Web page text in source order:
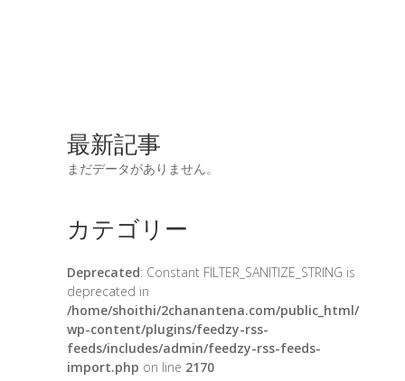
最新記事
まだデータがありません。
カテゴリー
Deprecated: Constant FILTER_SANITIZE_STRING is
deprecated in
/home/shoithi/2chanantena.com/public_html/
wp-content/plugins/feedzy-rss-
feeds/includes/admin/feedzy-rss-feeds-
import.php on line 2170